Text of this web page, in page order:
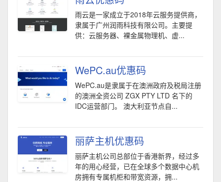
雨云是一家成立于2018年云服务提供商，
隶属于广州润雨科技有限公司。主要提
供：云服务器、裸金属物理机、虚...
WePC.au优惠码
WePC.au是隶属于在澳洲政府及税局注册
的澳洲全资公司 ZGX PTY LTD 名下的
IDC运营部门。 澳大利亚节点自...
丽萨主机优惠码
丽萨主机公司总部位于香港新界，经过多
年的用心经营，已在全球多个数据中心机
房拥有专属机柜和带宽资源，拥...